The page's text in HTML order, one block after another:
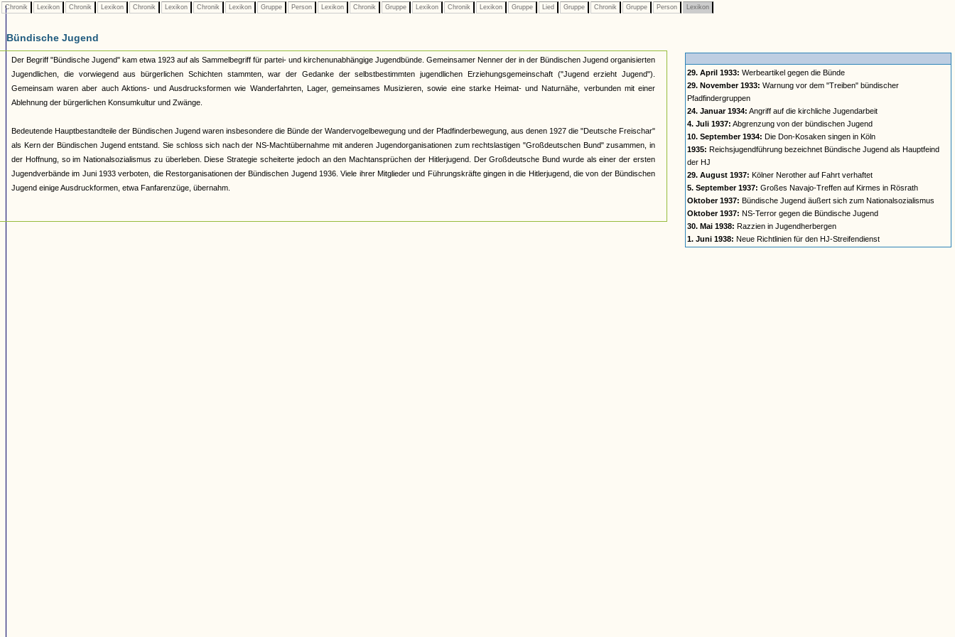
Chronik Lexikon Chronik Lexikon Chronik Lexikon Chronik Lexikon Gruppe Person Lexikon Chronik Gruppe Lexikon Chronik Lexikon Gruppe Lied Gruppe Chronik Gruppe Person Lexikon
Bündische Jugend
Der Begriff "Bündische Jugend" kam etwa 1923 auf als Sammelbegriff für partei- und kirchenunabhängige Jugendbünde. Gemeinsamer Nenner der in der Bündischen Jugend organisierten
Jugendlichen, die vorwiegend aus bürgerlichen Schichten stammten, war der Gedanke der selbstbestimmten jugendlichen Erziehungsgemeinschaft ("Jugend erzieht Jugend").
Gemeinsam waren aber auch Aktions- und Ausdrucksformen wie Wanderfahrten, Lager, gemeinsames Musizieren, sowie eine starke Heimat- und Naturnähe, verbunden mit einer
Ablehnung der bürgerlichen Konsumkultur und Zwänge.
Bedeutende Hauptbestandteile der Bündischen Jugend waren insbesondere die Bünde der Wandervogelbewegung und der Pfadfinderbewegung, aus denen 1927 die "Deutsche Freischar"
als Kern der Bündischen Jugend entstand. Sie schloss sich nach der NS-Machtübernahme mit anderen Jugendorganisationen zum rechtslastigen "Großdeutschen Bund" zusammen, in
der Hoffnung, so im Nationalsozialismus zu überleben. Diese Strategie scheiterte jedoch an den Machtansprüchen der Hitlerjugend. Der Großdeutsche Bund wurde als einer der ersten
Jugendverbände im Juni 1933 verboten, die Restorganisationen der Bündischen Jugend 1936. Viele ihrer Mitglieder und Führungskräfte gingen in die Hitlerjugend, die von der Bündischen
Jugend einige Ausdruckformen, etwa Fanfarenzüge, übernahm.
29. April 1933: Werbeartikel gegen die Bünde
29. November 1933: Warnung vor dem "Treiben" bündischer
Pfadfindergruppen
24. Januar 1934: Angriff auf die kirchliche Jugendarbeit
4. Juli 1937: Abgrenzung von der bündischen Jugend
10. September 1934: Die Don-Kosaken singen in Köln
1935: Reichsjugendführung bezeichnet Bündische Jugend als Hauptfeind
der HJ
29. August 1937: Kölner Nerother auf Fahrt verhaftet
5. September 1937: Großes Navajo-Treffen auf Kirmes in Rösrath
Oktober 1937: Bündische Jugend äußert sich zum Nationalsozialismus
Oktober 1937: NS-Terror gegen die Bündische Jugend
30. Mai 1938: Razzien in Jugendherbergen
1. Juni 1938: Neue Richtlinien für den HJ-Streifendienst